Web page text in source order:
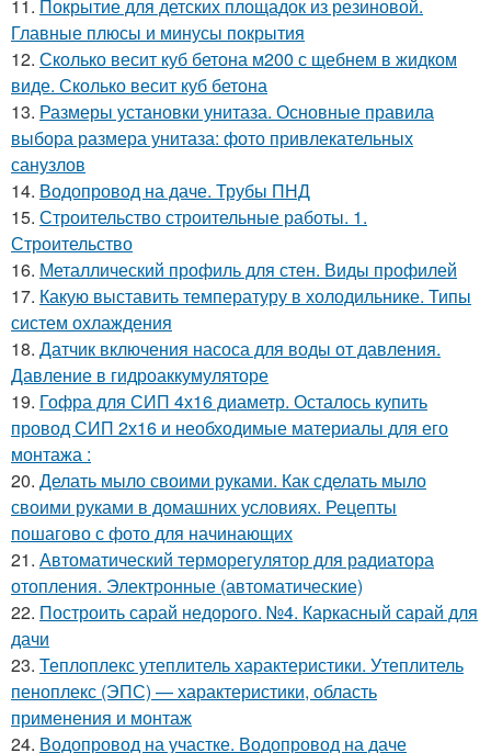
11. Покрытие для детских площадок из резиновой.
Главные плюсы и минусы покрытия
12. Сколько весит куб бетона м200 с щебнем в жидком
виде. Сколько весит куб бетона
13. Размеры установки унитаза. Основные правила
выбора размера унитаза: фото привлекательных
санузлов
14. Водопровод на даче. Трубы ПНД
15. Строительство строительные работы. 1.
Строительство
16. Металлический профиль для стен. Виды профилей
17. Какую выставить температуру в холодильнике. Типы
систем охлаждения
18. Датчик включения насоса для воды от давления.
Давление в гидроаккумуляторе
19. Гофра для СИП 4х16 диаметр. Осталось купить
провод СИП 2х16 и необходимые материалы для его
монтажа :
20. Делать мыло своими руками. Как сделать мыло
своими руками в домашних условиях. Рецепты
пошагово с фото для начинающих
21. Автоматический терморегулятор для радиатора
отопления. Электронные (автоматические)
22. Построить сарай недорого. №4. Каркасный сарай для
дачи
23. Теплоплекс утеплитель характеристики. Утеплитель
пеноплекс (ЭПС) — характеристики, область
применения и монтаж
24. Водопровод на участке. Водопровод на даче